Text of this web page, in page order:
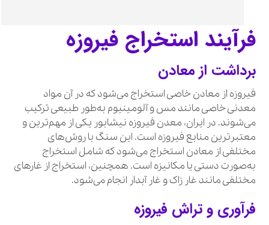
فرآیند استخراج فیروزه
برداشت از معادن
فیروزه از معادن خاصی استخراج می‌شود که در آن مواد
معدنی خاصی مانند مس و آلومینیوم به‌طور طبیعی ترکیب
می‌شوند. در ایران، معدن فیروزه نیشابور یکی از مهم‌ترین و
معتبرترین منابع فیروزه است. این سنگ با روش‌های
مختلفی از معادن استخراج می‌شود که شامل استخراج
به‌صورت دستی یا مکانیزه است. همچنین، استخراج از غارهای
مختلفی مانند غار زاک و غار آبدار انجام می‌شود.
فرآوری و تراش فیروزه